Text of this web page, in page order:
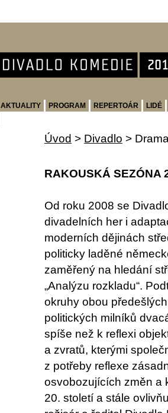
AKTUALITY PROGRAM REPERTOÁR
LIDÉ
Úvod > Divadlo >
RAKOUSKÁ SEZÓNA
Od roku 2008 se
divadelních her i
moderních dějinách
politicky laděné
zaměřený na hledání
„Analýzu rozkladu“.
okruhy obou
politických milníků
spíše než k reflexi
a zvratů, kterými
z potřeby reflexe
osvobozujících změn a
20. století a stále